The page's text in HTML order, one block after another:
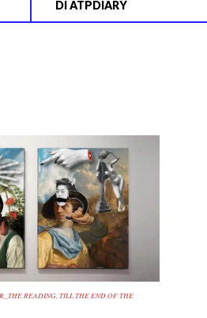
DIATPDIARY
READING, TILL THE END OF THE